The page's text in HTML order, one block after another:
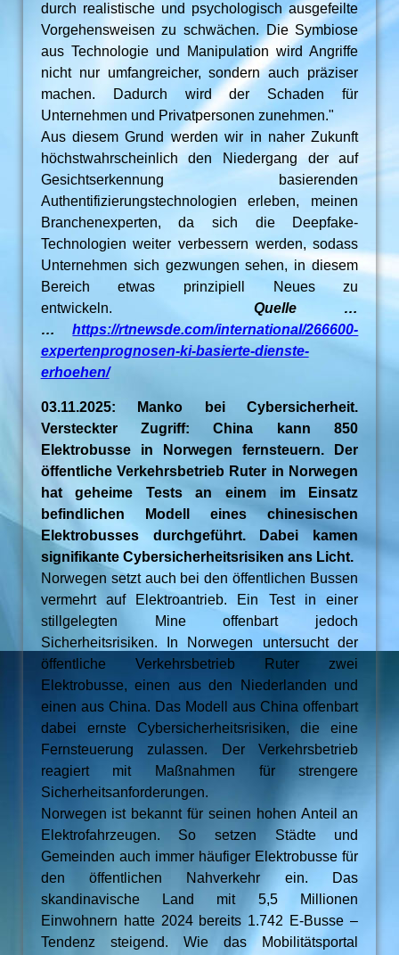
durch realistische und psychologisch ausgefeilte
Vorgehensweisen zu schwächen. Die Symbiose
aus Technologie und Manipulation wird Angriffe
nicht nur umfangreicher, sondern auch präziser
machen. Dadurch wird der Schaden für
Unternehmen und Privatpersonen zunehmen."
Aus diesem Grund werden wir in naher Zukunft
höchstwahrscheinlich den Niedergang der auf
Gesichtserkennung basierenden
Authentifizierungstechnologien erleben, meinen
Branchenexperten, da sich die Deepfake-
Technologien weiter verbessern werden, sodass
Unternehmen sich gezwungen sehen, in diesem
Bereich etwas prinzipiell Neues zu
entwickeln.Quelle …
…https://rtnewsde.com/international/266600-
expertenprognosen-ki-basierte-dienste-
erhoehen/
03.11.2025: Manko bei Cybersicherheit.
Versteckter Zugriff: China kann 850
Elektrobusse in Norwegen fernsteuern. Der
öffentliche Verkehrsbetrieb Ruter in Norwegen
hat geheime Tests an einem im Einsatz
befindlichen Modell eines chinesischen
Elektrobusses durchgeführt. Dabei kamen
signifikante Cybersicherheitsrisiken ans Licht.
Norwegen setzt auch bei den öffentlichen Bussen
vermehrt auf Elektroantrieb. Ein Test in einer
stillgelegten Mine offenbart jedoch
Sicherheitsrisiken. In Norwegen untersucht der
öffentliche Verkehrsbetrieb Ruter zwei
Elektrobusse, einen aus den Niederlanden und
einen aus China. Das Modell aus China offenbart
dabei ernste Cybersicherheitsrisiken, die eine
Fernsteuerung zulassen. Der Verkehrsbetrieb
reagiert mit Maßnahmen für strengere
Sicherheitsanforderungen.
Norwegen ist bekannt für seinen hohen Anteil an
Elektrofahrzeugen. So setzen Städte und
Gemeinden auch immer häufiger Elektrobusse für
den öffentlichen Nahverkehr ein. Das
skandinavische Land mit 5,5 Millionen
Einwohnern hatte 2024 bereits 1.742 E-Busse –
Tendenz steigend. Wie das Mobilitätsportal